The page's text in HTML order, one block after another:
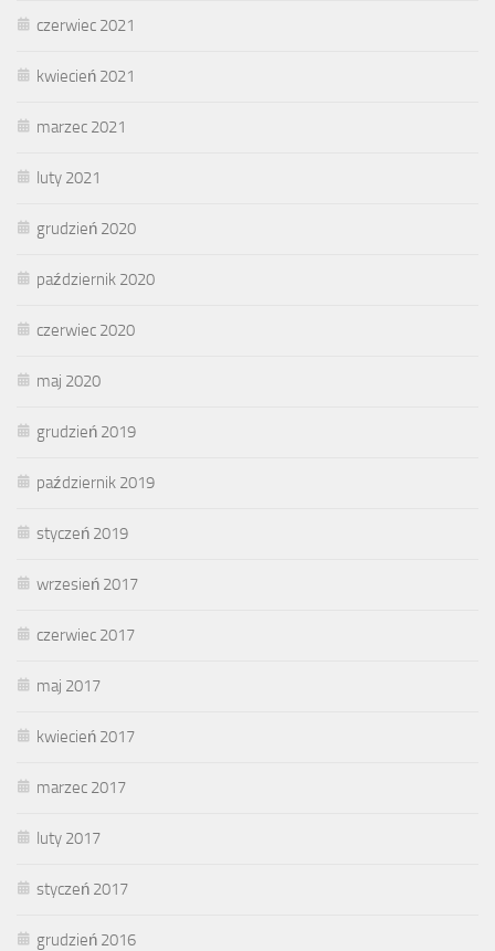
czerwiec 2021
kwiecień 2021
marzec 2021
luty 2021
grudzień 2020
październik 2020
czerwiec 2020
maj 2020
grudzień 2019
październik 2019
styczeń 2019
wrzesień 2017
czerwiec 2017
maj 2017
kwiecień 2017
marzec 2017
luty 2017
styczeń 2017
grudzień 2016